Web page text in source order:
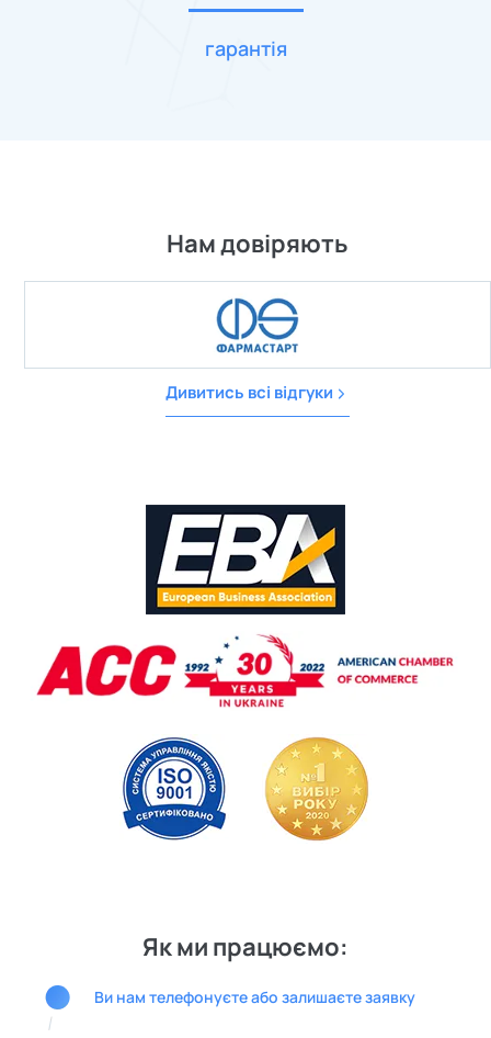
гарантія
Нам довіряють
Дивитись всі відгуки
Як ми працюємо:
Ви нам телефонуєте або залишаєте заявку